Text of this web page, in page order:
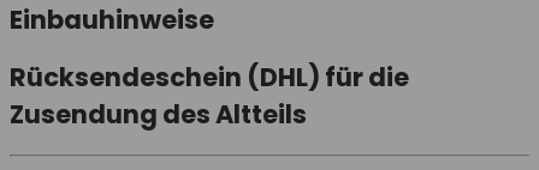
Einbauhinweise
Rücksendeschein (DHL) für die
Zusendung des Altteils